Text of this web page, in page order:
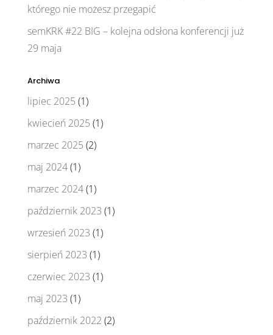
którego nie możesz przegapić
semKRK #22 BIG – kolejna odsłona konferencji już
29 maja
Archiwa
lipiec 2025 (1)
kwiecień 2025 (1)
marzec 2025 (2)
maj 2024(1)
marzec 2024(1)
październik 2023 (1)
wrzesień 2023 (1)
sierpień 2023 (1)
czerwiec 2023 (1)
maj 2023 (1)
październik 2022 (2)